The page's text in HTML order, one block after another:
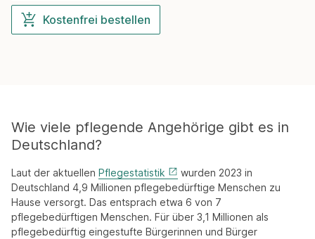
Kostenfrei bestellen
Wie viele pflegende Angehörige gibt es in
Deutschland?
Laut der aktuellen Pflegestatistik
wurden 2023 in
Deutschland 4,9 Millionen pflegebedürftige Menschen zu
Hause versorgt. Das entsprach etwa 6 von 7
pflegebedürftigen Menschen. Für über 3,1 Millionen als
pflegebedürftig eingestufte Bürgerinnen und Bürger